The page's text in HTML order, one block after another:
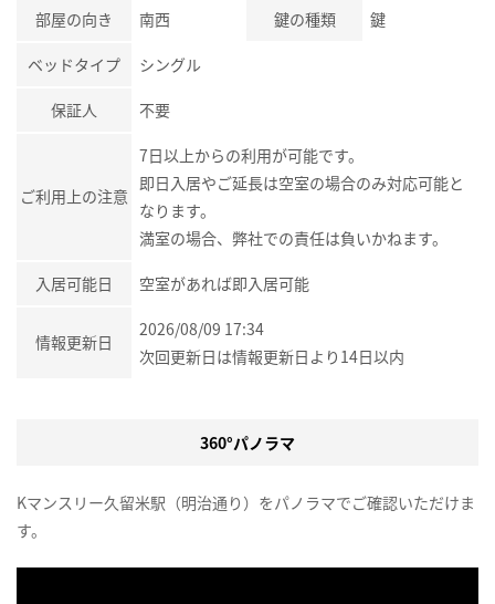
部屋の向き 南西 鍵の種類 鍵
ベッドタイプ シングル
保証人 不要
ご利用上の注意
7日以上からの利用が可能です。
即日入居やご延長は空室の場合のみ対応可能と
なります。
満室の場合、弊社での責任は負いかねます。
入居可能日 空室があれば即入居可能
情報更新日
2026/08/09 17:34
次回更新日は情報更新日より14日以内
360°パノラマ
Kマンスリー久留米駅（明治通り）をパノラマでご確認いただけま
す。